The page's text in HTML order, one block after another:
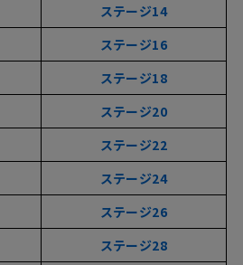
ステージ14
ステージ16
ステージ18
ステージ20
ステージ22
ステージ24
ステージ26
ステージ28